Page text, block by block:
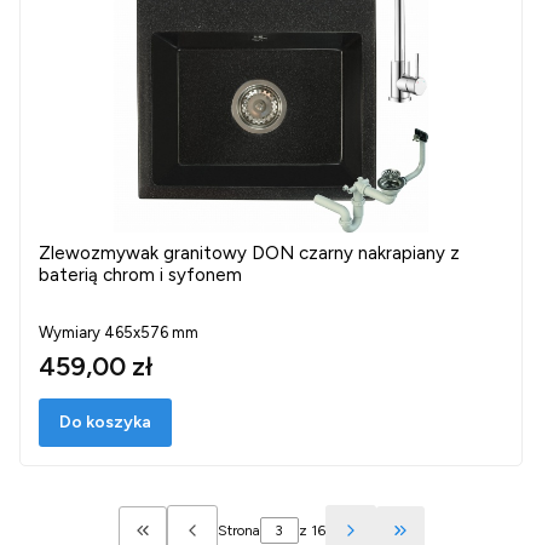
Zlewozmywak granitowy DON czarny nakrapiany z
baterią chrom i syfonem
Wymiary 465x576 mm
459,00 zł
Do koszyka
Wróć do pierwszej strony z produktami
Strona z 16
Przejdź do